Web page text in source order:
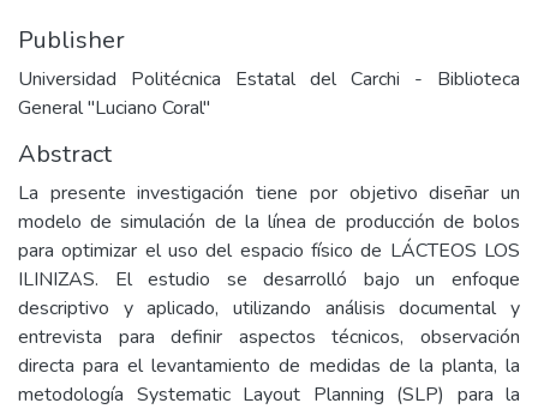
Publisher
Universidad Politécnica Estatal del Carchi - Biblioteca
General "Luciano Coral"
Abstract
La presente investigación tiene por objetivo diseñar un
modelo de simulación de la línea de producción de bolos
para optimizar el uso del espacio físico de LÁCTEOS LOS
ILINIZAS. El estudio se desarrolló bajo un enfoque
descriptivo y aplicado, utilizando análisis documental y
entrevista para definir aspectos técnicos, observación
directa para el levantamiento de medidas de la planta, la
metodología Systematic Layout Planning (SLP) para la